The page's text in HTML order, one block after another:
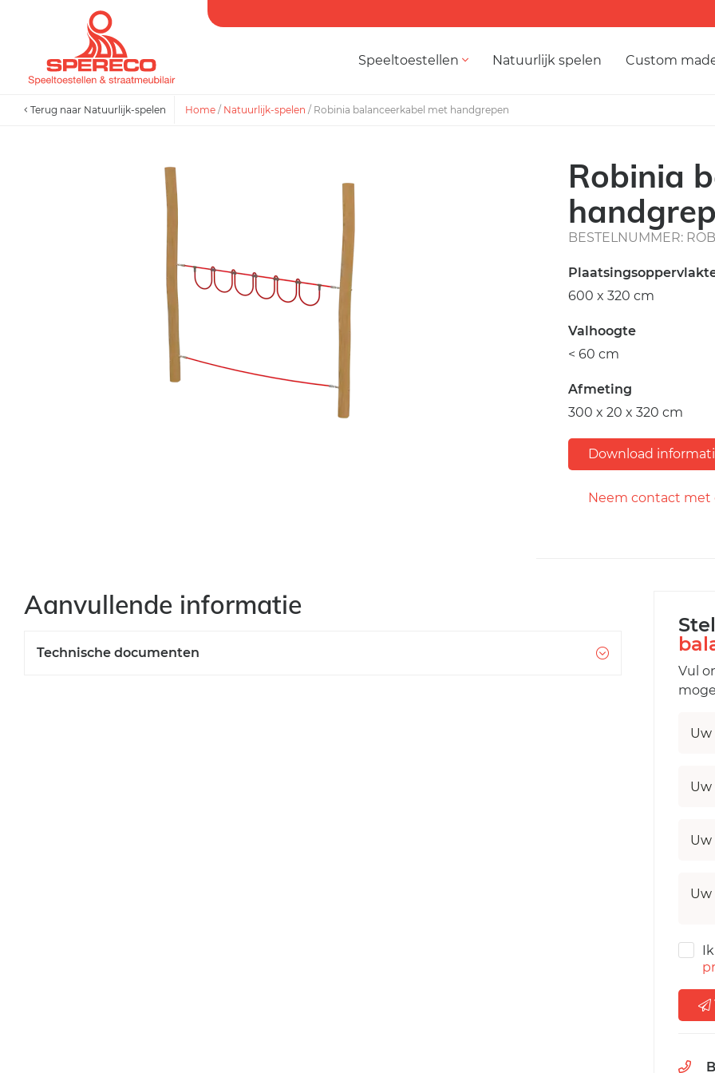
Speeltoestellen Natuurlijk spelen Custom
Terug naar Natuurlijk-spelen Home / Natuurlijk-spelen / Robinia balanceerkabel met handgrepen
Robinia
BESTELNUMMER:
600 x 320 cm
Valhoogte
< 60 cm
Afmeting
300 x 20 x 320 cm
Download
Neem contact met
Aanvullende informatie
Technische documenten
Vul
Uw
Uw
Uw
Uw